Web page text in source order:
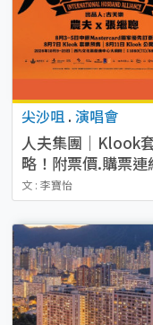
尖沙咀 . 演唱會
人夫集團｜Klook
略！附票價.購票
文 : 李寶怡